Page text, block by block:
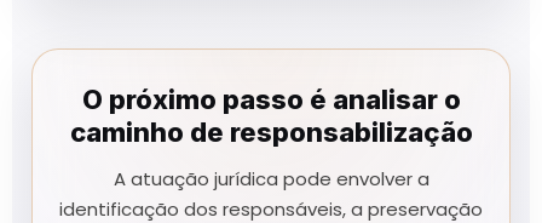
O próximo passo é analisar o
caminho de responsabilização
A atuação jurídica pode envolver a
identificação dos responsáveis, a preservação